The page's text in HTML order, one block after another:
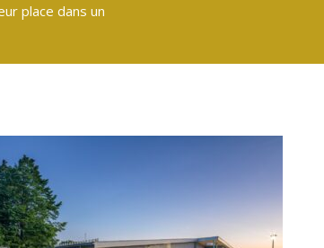
place dans un